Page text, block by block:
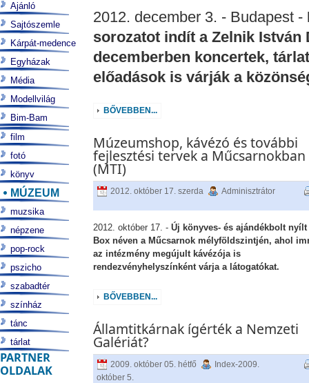
2012. december 3. - Budapest -
sorozatot indít a Zelnik István
decemberben koncertek,
előadások is várják a
BŐVEBBEN...
Múzeumshop, kávézó és további
fejlesztési tervek a Műcsarnokban
(MTI)
2012. október 17. szerda Adminisztrátor
2012. október 17. - Új könyves- és ajándékbolt nyílt
Box néven a Műcsarnok mélyföldszintjén, ahol
az intézmény megújult kávézója is
rendezvényhelyszínként várja a látogatókat.
BŐVEBBEN...
Államtitkárnak ígérték a Nemzeti
Galériát?
2009. október 05. hétfő
Index-2009.
október 5.
Ajánló
Sajtószemle
Kárpát-medence
Egyházak
Média
Modellvilág
Bim-Bam
film
fotó
könyv
MÚZEUM
muzsika
népzene
pop-rock
pszicho
szabadtér
színház
tánc
tárlat
PARTNER
OLDALAK